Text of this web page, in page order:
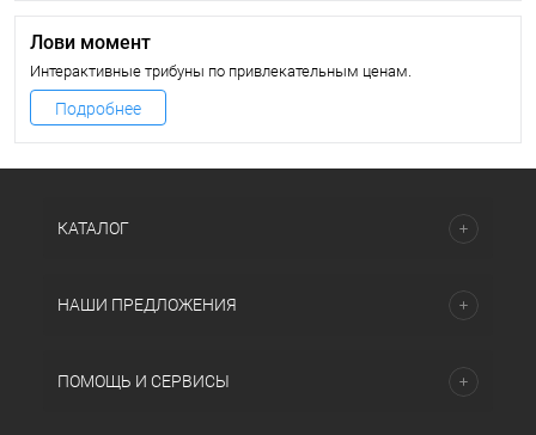
Лови момент
Интерактивные трибуны по привлекательным ценам.
Подробнее
КАТАЛОГ
НАШИ ПРЕДЛОЖЕНИЯ
ПОМОЩЬ И СЕРВИСЫ